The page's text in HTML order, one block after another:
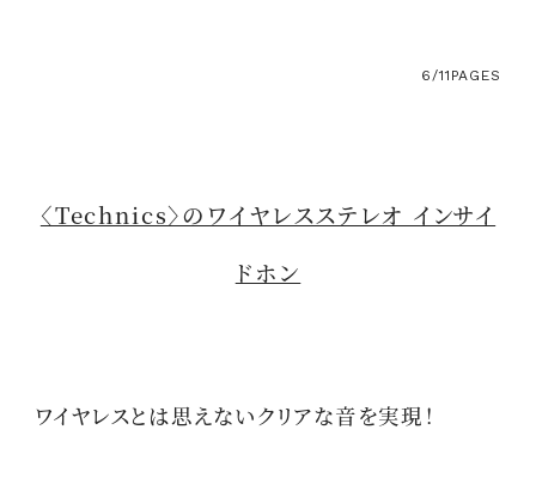
6/11 PAGES
〈Technics〉のワイヤレスステレオ インサイ
ドホン
ワイヤレスとは思えないクリアな音を実現！